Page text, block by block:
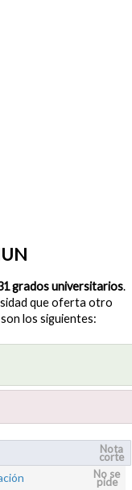
grados universitarios.
que oferta otro
los siguientes:
Nota
corte
No se
pide